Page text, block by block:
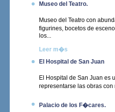
Museo del Teatro.
Museo del Teatro con
figurines, bocetos de
los...
Leer m�s
El Hospital de San Juan
El Hospital de San Juan es
representarse las obras
Palacio de los F�cares.